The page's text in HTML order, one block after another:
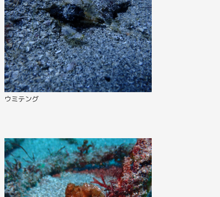
ウミテング